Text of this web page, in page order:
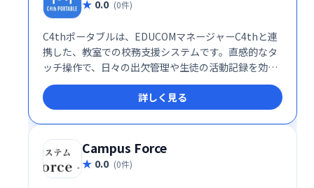
0.0 (0件)
C4thポータブルは、EDUCOMマネージャーC4thと連
携した、教室での校務支援システムです。直感的なタ
ッチ操作で、日々の出欠管理や生徒の活動記録を効率
的に行えます。リアルタイム記録と事後確認機能によ
り、教員の業務負担を軽減し、生徒理解を深めます。
授業改善にも繋がる、便利なツールです。
詳しく見る
Campus Force
0.0 (0件)